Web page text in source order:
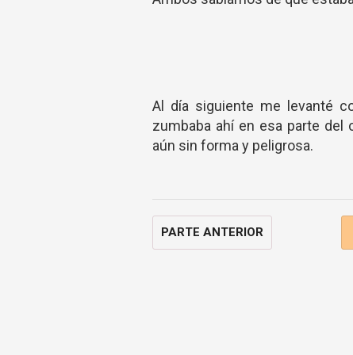
Al día siguiente me levanté
zumbaba ahí en esa parte del
aún sin forma y peligrosa.
PARTE ANTERIOR